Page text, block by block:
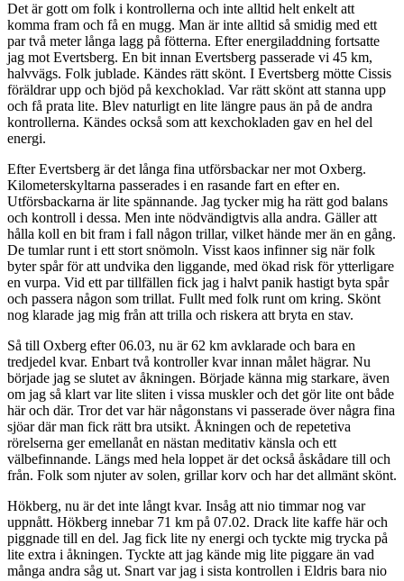
Det är gott om folk i kontrollerna och inte alltid helt enkelt att
komma fram och få en mugg. Man är inte alltid så smidig med ett
par två meter långa lagg på fötterna. Efter energiladdning fortsatte
jag mot Evertsberg. En bit innan Evertsberg passerade vi 45 km,
halvvägs. Folk jublade. Kändes rätt skönt. I Evertsberg mötte Cissis
föräldrar upp och bjöd på kexchoklad. Var rätt skönt att stanna upp
och få prata lite. Blev naturligt en lite längre paus än på de andra
kontrollerna. Kändes också som att kexchokladen gav en hel del
energi.
Efter Evertsberg är det långa fina utförsbackar ner mot Oxberg.
Kilometerskyltarna passerades i en rasande fart en efter en.
Utförsbackarna är lite spännande. Jag tycker mig ha rätt god balans
och kontroll i dessa. Men inte nödvändigtvis alla andra. Gäller att
hålla koll en bit fram i fall någon trillar, vilket hände mer än en gång.
De tumlar runt i ett stort snömoln. Visst kaos infinner sig när folk
byter spår för att undvika den liggande, med ökad risk för ytterligare
en vurpa. Vid ett par tillfällen fick jag i halvt panik hastigt byta spår
och passera någon som trillat. Fullt med folk runt om kring. Skönt
nog klarade jag mig från att trilla och riskera att bryta en stav.
Så till Oxberg efter 06.03, nu är 62 km avklarade och bara en
tredjedel kvar. Enbart två kontroller kvar innan målet hägrar. Nu
började jag se slutet av åkningen. Började känna mig starkare, även
om jag så klart var lite sliten i vissa muskler och det gör lite ont både
här och där. Tror det var här någonstans vi passerade över några fina
sjöar där man fick rätt bra utsikt. Åkningen och de repetetiva
rörelserna ger emellanåt en nästan meditativ känsla och ett
välbefinnande. Längs med hela loppet är det också åskådare till och
från. Folk som njuter av solen, grillar korv och har det allmänt skönt.
Hökberg, nu är det inte långt kvar. Insåg att nio timmar nog var
uppnått. Hökberg innebar 71 km på 07.02. Drack lite kaffe här och
piggnade till en del. Jag fick lite ny energi och tyckte mig trycka på
lite extra i åkningen. Tyckte att jag kände mig lite piggare än vad
många andra såg ut. Snart var jag i sista kontrollen i Eldris bara nio